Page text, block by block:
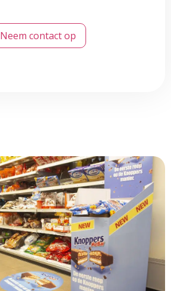
Neem contact op